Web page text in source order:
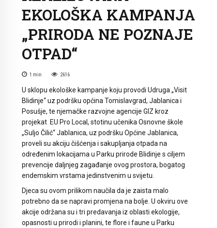
EKOLOŠKA KAMPANJA
„PRIRODA NE POZNAJE
OTPAD“
1 min 2616
U sklopu ekološke kampanje koju provodi Udruga „Visit
Blidinje“ uz podršku općina Tomislavgrad, Jablanica i
Posušje, te njemačke razvojne agencije GIZ kroz
projekat EU Pro Local, stotinu učenika Osnovne škole
„Suljo Čilić“ Jablanica, uz podršku Općine Jablanica,
proveli su akciju čišćenja i sakupljanja otpada na
određenim lokacijama u Parku prirode Blidinje s ciljem
prevencije daljnjeg zagađanje ovog prostora, bogatog
endemskim vrstama jedinstvenim u svijetu.
Djeca su ovom prilikom naučila da je zaista malo
potrebno da se napravi promjena na bolje. U okviru ove
akcije održana su i tri predavanja iz oblasti ekologije,
opasnosti u prirodi i planini, te flore i faune u Parku